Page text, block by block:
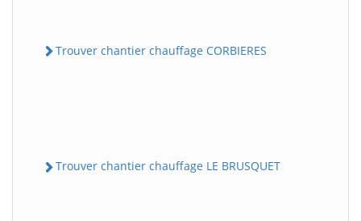
Trouver chantier chauffage CORBIERES
Trouver chantier chauffage LE BRUSQUET